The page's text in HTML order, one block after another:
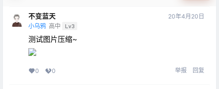
不变蓝天
小乌鸦 高中 Lv3
20年4月20日
测试图片压缩~
0 0 举报 回复